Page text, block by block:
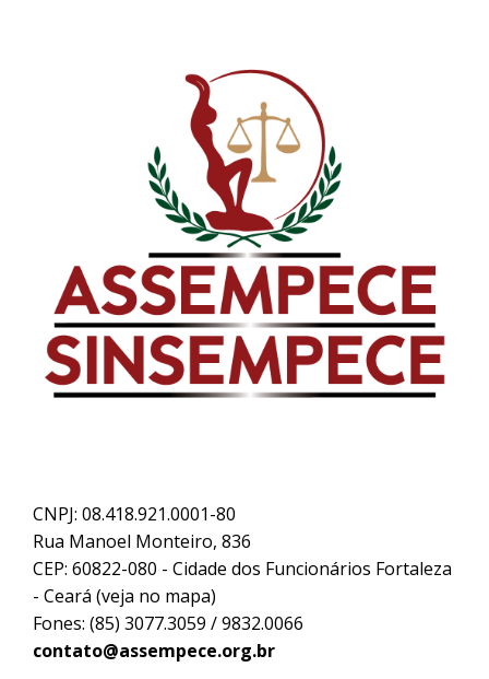
CNPJ: 08.418.921.0001-80
Rua Manoel Monteiro, 836
CEP: 60822-080 - Cidade dos Funcionários Fortaleza
- Ceará (veja no mapa)
Fones: (85) 3077.3059 / 9832.0066
contato@assempece.org.br